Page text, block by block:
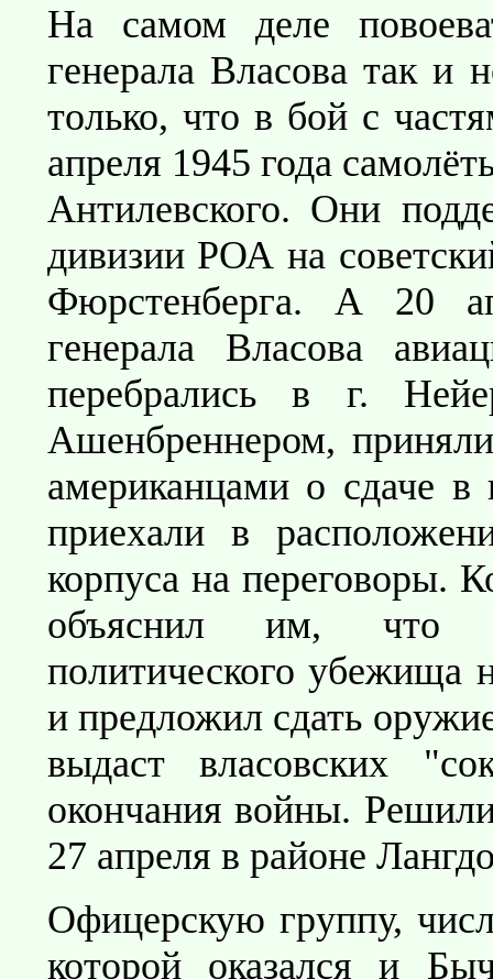
На самом деле
генерала Власова так и
только, что в бой с
апреля 1945 года
Антилевского. Они
дивизии РОА на
Фюрстенберга. А 20
генерала Власова
перебрались в г.
Ашенбреннером,
американцами о сдаче
приехали в
корпуса на переговоры.
объяснил им, что
политического убежища
и предложил сдать
выдаст власовских
окончания войны.
27 апреля в районе
Офицерскую группу,
которой оказался и